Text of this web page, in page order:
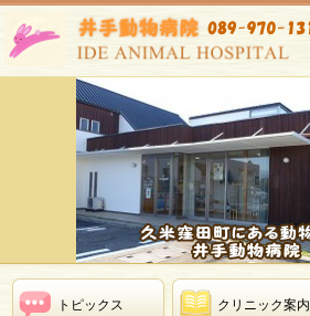
トピックス クリニック案内